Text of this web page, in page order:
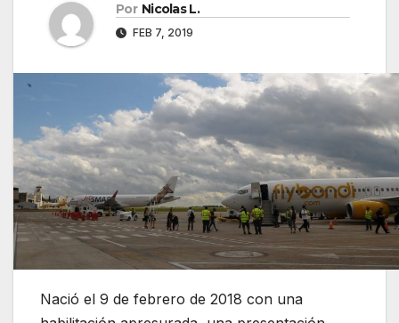
Por Nicolas L.
FEB 7, 2019
Nació el 9 de febrero de 2018 con una